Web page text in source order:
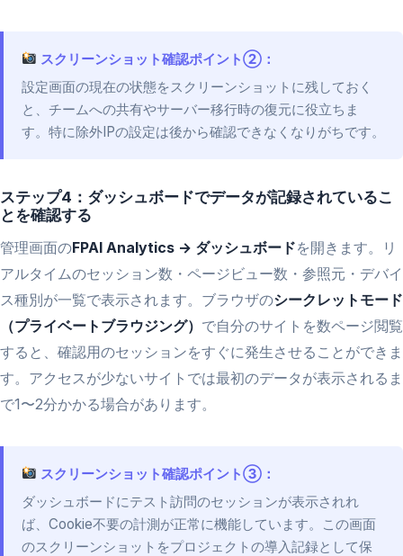
スクリーンショット確認ポイント②：
設定画面の現在の状態をスクリーンショットに残しておく
と、チームへの共有やサーバー移行時の復元に役立ちま
す。特に除外IPの設定は後から確認できなくなりがちです。
ステップ4：ダッシュボードでデータが記録されているこ
とを確認する
管理画面のFPAI Analytics → ダッシュボードを開きます。リ
アルタイムのセッション数・ページビュー数・参照元・デバイ
ス種別が一覧で表示されます。ブラウザのシークレットモード
（プライベートブラウジング） で自分のサイトを数ページ閲覧
すると、確認用のセッションをすぐに発生させることができま
す。アクセスが少ないサイトでは最初のデータが表示されるま
で1〜2分かかる場合があります。
スクリーンショット確認ポイント③：
ダッシュボードにテスト訪問のセッションが表示されれ
ば、Cookie不要の計測が正常に機能しています。この画面
のスクリーンショットをプロジェクトの導入記録として保